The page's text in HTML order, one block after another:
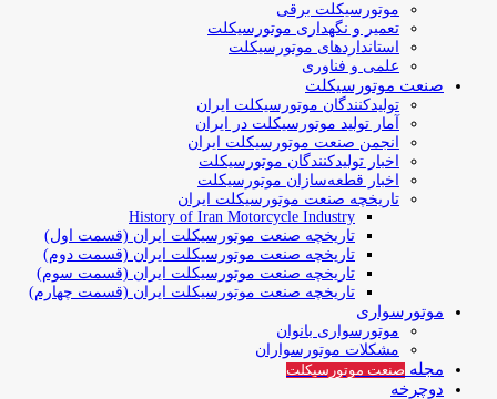
موتورسیکلت برقی
تعمیر و نگهداری موتورسیکلت
استانداردهای موتورسیکلت
علمی و فناوری
صنعت موتورسیکلت
تولیدکنندگان موتورسیکلت ایران
آمار تولید موتورسیکلت در ایران
انجمن صنعت موتورسیکلت ایران
اخبار تولیدکنندگان موتورسیکلت
اخبار قطعه‌سازان موتورسیکلت
تاریخچه صنعت موتورسیکلت ایران
History of Iran Motorcycle Industry
تاریخچه صنعت موتورسیکلت ایران (قسمت اول)
تاریخچه صنعت موتورسیکلت ایران (قسمت دوم)
تاریخچه صنعت موتورسیکلت ایران (قسمت سوم)
تاریخچه صنعت موتورسیکلت ایران (قسمت چهارم)
موتورسواری
موتورسواری بانوان
مشکلات موتورسواران
مجله صنعت موتورسیکلت
دوچرخه